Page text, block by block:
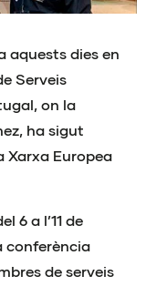
aquests dies en
Serveis
on la
ha sigut
Xarxa Europea
6 a l’11 de
conferència
de serveis